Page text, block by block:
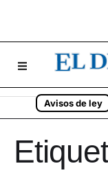
Avisos de ley